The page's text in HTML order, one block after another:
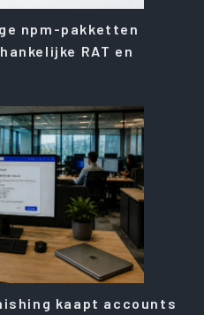
npm-pakketten
RAT en
kaapt accounts